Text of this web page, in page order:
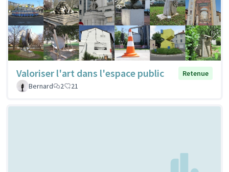
Valoriser l'art dans l'espace public
Retenue
Bernard
2 21